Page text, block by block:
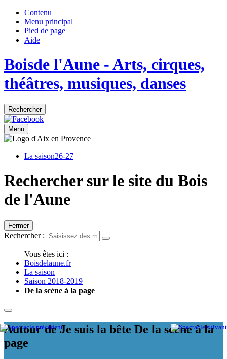
Contenu
Menu principal
Pied de page
Aide
Boisde l'Aune - Arts, cirques,
théâtres, musiques, danses
Rechercher
Menu
La saison26-27
Rechercher sur le site du Bois
de l'Aune
Fermer
Rechercher :
Vous êtes ici :
Boisdelaune.fr
La saison
Saison 2018-2019
De la scène à la page
Autour de Je suis la bête De la scène à la
page